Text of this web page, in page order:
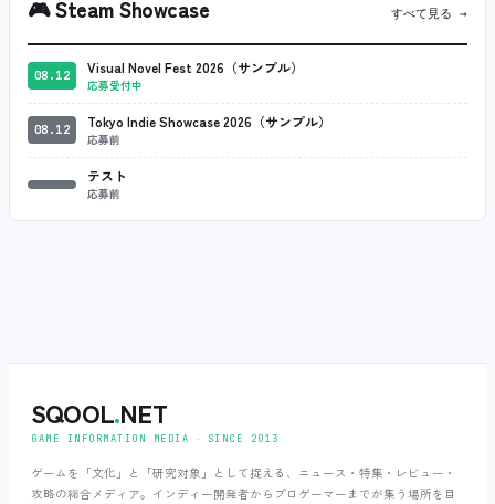
🎮Steam Showcase すべて見る →
08.12 Visual Novel Fest 2026（サンプル）
応募受付中
08.12 Tokyo Indie Showcase 2026（サンプル）
応募前
テスト
応募前
SQOOL.NET
GAME INFORMATION MEDIA ‧ SINCE 2013
ゲームを「文化」と「研究対象」として捉える、ニュース・特集・レビュー・
攻略の総合メディア。インディー開発者からプロゲーマーまでが集う場所を目